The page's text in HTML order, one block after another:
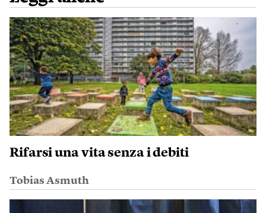
Rifarsi una vita senza i debiti
Tobias Asmuth